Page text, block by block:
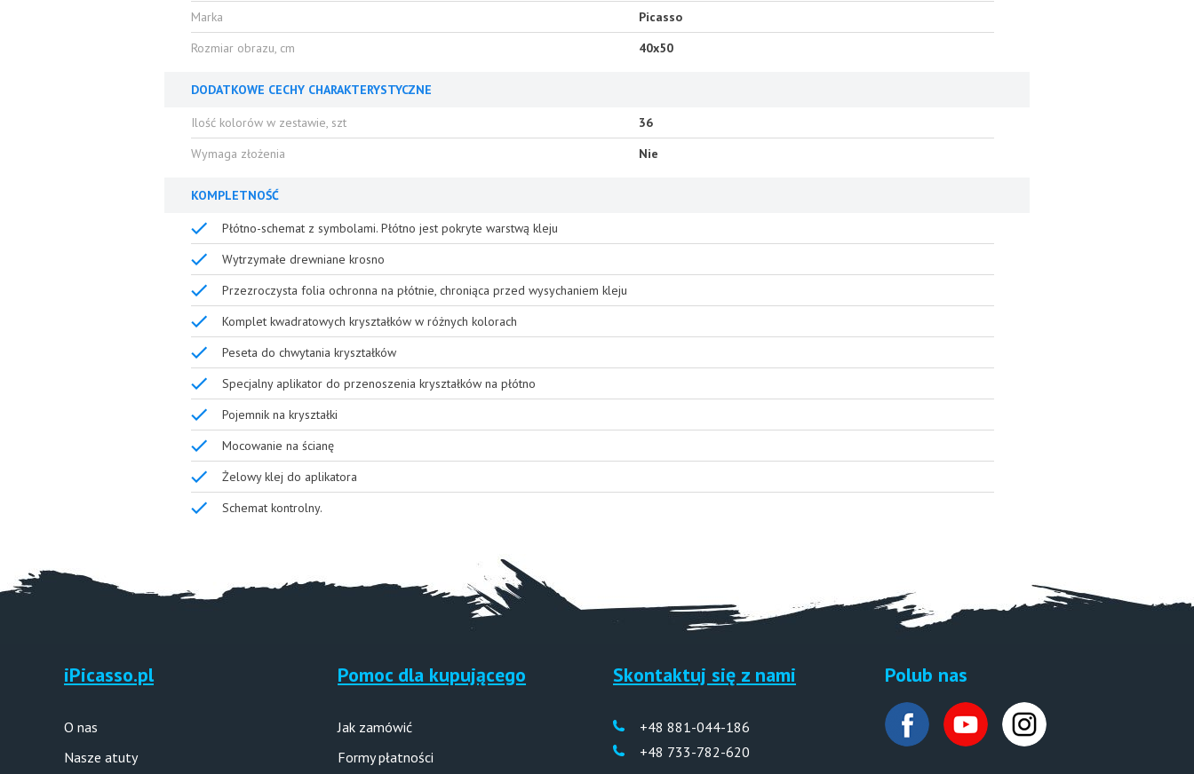
Marka
Picasso
Rozmiar obrazu, cm
40x50
DODATKOWE CECHY CHARAKTERYSTYCZNE
Ilość kolorów w zestawie, szt
36
Wymaga złożenia
Nie
KOMPLETNOŚĆ
Płótno-schemat z symbolami. Płótno jest pokryte warstwą kleju
Wytrzymałe drewniane krosno
Przezroczysta folia ochronna na płótnie, chroniąca przed wysychaniem kleju
Komplet kwadratowych kryształków w różnych kolorach
Peseta do chwytania kryształków
Specjalny aplikator do przenoszenia kryształków na płótno
Pojemnik na kryształki
Mocowanie na ścianę
Żelowy klej do aplikatora
Schemat kontrolny.
iPicasso.pl
O nas
Nasze atuty
Pomoc dla kupującego
Jak zamówić
Formy płatności
Skontaktuj się z nami
+48 881-044-186
+48 733-782-620
Polub nas